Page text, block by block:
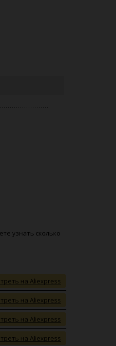
узнать сколько
на Aliexpress
на Aliexpress
на Aliexpress
на Aliexpress